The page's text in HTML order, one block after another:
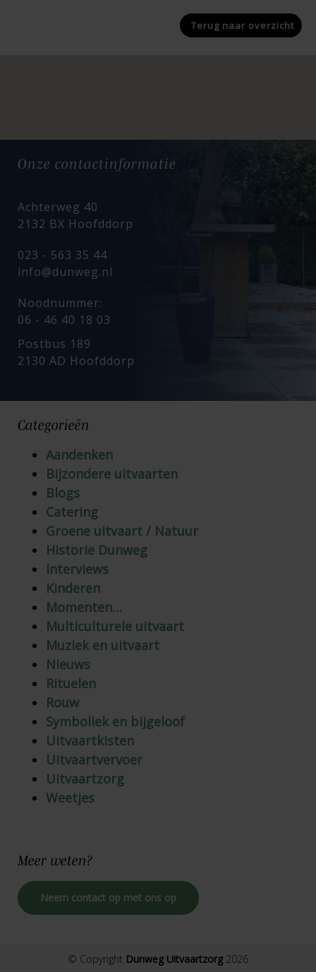
Terug naar overzicht
Onze contactinformatie
Achterweg 40
2132 BX Hoofddorp
023 - 563 35 44
info@dunweg.nl
Noodnummer:
06 - 46 40 18 03
Postbus 189
2130 AD Hoofddorp
Categorieën
Aandenken
Bijzondere uitvaarten
Blogs
Catering
Groene uitvaart / Natuur
Historie Dunweg
Interviews
Kinderen
Momenten…
Multiculturele uitvaart
Muziek en uitvaart
Nieuws
Rituelen
Rouw
Symboliek en bijgeloof
Uitvaartkisten
Uitvaartvervoer
Uitvaartzorg
Weetjes
Meer weten?
Neem contact op met ons op
© Copyright Dunweg Uitvaartzorg2026